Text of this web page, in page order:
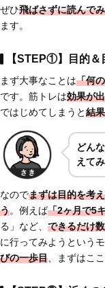
ぜひ飛ばさずに読んで
ます。
【STEP①】目的＆
まず大事なことは「何
です。筋トレは効果が
ではじめてしまうと結
どん
えて
なのでまずは目的を考
う。例えば「2ヶ月で5
る」など、 できるだけ
に行ってみようという
びの一歩目 、まずはこ